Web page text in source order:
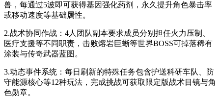
兽，每通过5波即可获得基因强化药剂，永久提升角色暴击率
或移动速度等基础属性。
2.战术协同作战：4人团队副本要求成员分别担任火力压制、
医疗支援等不同职责，击败熔岩巨蜥等世界BOSS可掉落稀有
涂装与传奇武器蓝图。
3.动态事件系统：每日刷新的特殊任务包含护送科研车队、防
守能源核心等12种玩法，完成挑战可获取限定版战术目镜与角
色勋章。